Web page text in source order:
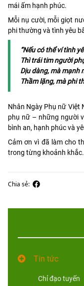
mái ấm hạnh phúc.
Mỗi nụ cười, mỗi giọt
phi thường và tình yêu
“Nếu có thể ví tình
Thì trái tim người
Dịu dàng, mà mạnh
Thầm lặng, mà phi
Nhân Ngày Phụ nữ Việt
phụ nữ – những người
bình an, hạnh phúc và
Cảm ơn vì đã làm cho
trong từng khoảnh khắc.
Chia sẻ:
Tin tức
Chỉ đạo tuyến